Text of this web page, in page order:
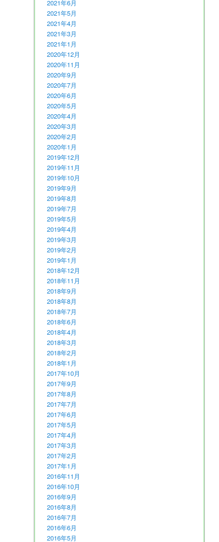
2021年6月
2021年5月
2021年4月
2021年3月
2021年1月
2020年12月
2020年11月
2020年9月
2020年7月
2020年6月
2020年5月
2020年4月
2020年3月
2020年2月
2020年1月
2019年12月
2019年11月
2019年10月
2019年9月
2019年8月
2019年7月
2019年5月
2019年4月
2019年3月
2019年2月
2019年1月
2018年12月
2018年11月
2018年9月
2018年8月
2018年7月
2018年6月
2018年4月
2018年3月
2018年2月
2018年1月
2017年10月
2017年9月
2017年8月
2017年7月
2017年6月
2017年5月
2017年4月
2017年3月
2017年2月
2017年1月
2016年11月
2016年10月
2016年9月
2016年8月
2016年7月
2016年6月
2016年5月